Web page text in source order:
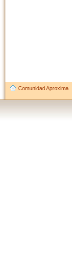
Comunidad Aproxima